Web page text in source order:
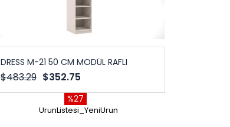
DRESS M-21 50 CM MODÜL RAFLI
$352.75
$483.29
%27
UrunListesi_YeniUrun